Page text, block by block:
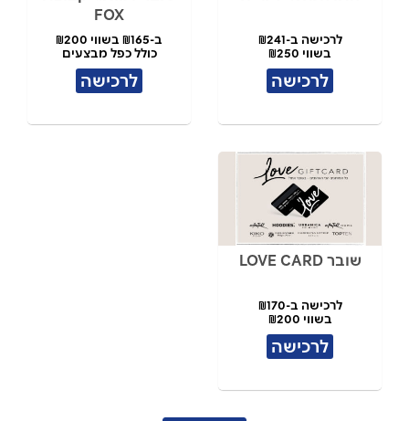
לרכישה ב-₪241
בשווי ₪250
לרכישה
FOX
ב-₪165 בשווי ₪200
כולל כפל מבצעים
לרכישה
שובר LOVE CARD
לרכישה ב-₪170
בשווי ₪200
לרכישה